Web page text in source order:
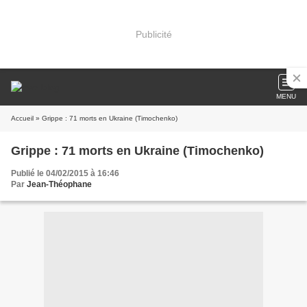
Publicité
MENU
Accueil » Grippe : 71 morts en Ukraine (Timochenko)
Grippe : 71 morts en Ukraine (Timochenko)
Publié le 04/02/2015 à 16:46
Par Jean-Théophane